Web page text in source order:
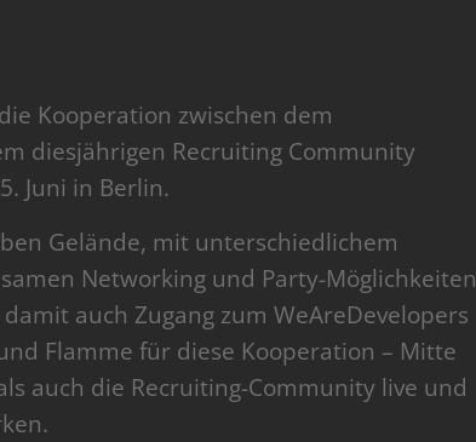
Kooperation zwischen dem
diesjährigen Recruiting Community
Juni in Berlin.
Gelände, mit unterschiedlichem
Networking und Party-Möglichkeiten
auch Zugang zum WeAreDevelopers
Flamme für diese Kooperation – Mitte
auch die Recruiting-Community live und